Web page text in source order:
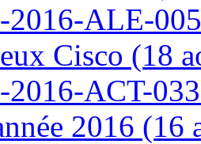
2016-ALE-
Cisco (18
2016-ACT-
2016 (16